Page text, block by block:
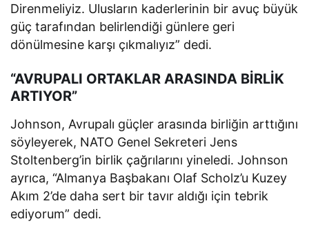
Direnmeliyiz. Ulusların kaderlerinin bir avuç büyük
güç tarafından belirlendiği günlere geri
dönülmesine karşı çıkmalıyız” dedi.
“AVRUPALI ORTAKLAR ARASINDA BİRLİK
ARTIYOR”
Johnson, Avrupalı güçler arasında birliğin arttığını
söyleyerek, NATO Genel Sekreteri Jens
Stoltenberg’in birlik çağrılarını yineledi. Johnson
ayrıca, “Almanya Başbakanı Olaf Scholz’u Kuzey
Akım 2’de daha sert bir tavır aldığı için tebrik
ediyorum” dedi.